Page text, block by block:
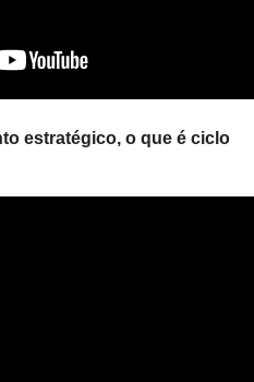
estratégico, o que é ciclo